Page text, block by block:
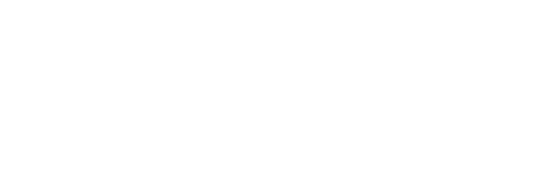
gedeckt. Nach einem leckeren Mittagessen machten wir eine kleine Mittagspause. Wir
Wasser ab. Jedoch verging nicht allzu lange Zeit bis die Glocke wieder klingelte und das kann
machten wir und auf den Weg nach Ham Ham. Diesmal entschieden sich alle für einen
eine kleine Schildkröte unseren Weg, die wohl einen dringenden Termin im Blauwasser hatte.
sahen wir erneut einen Schatten näher kommen, ein Adlerrochen zog anmutig seine Bahnen.
hinter ihm. Wir bewunderten seine schöne Marmorierung. Die Strömung drückte uns aber
der Einzige seiner Art der uns heute begegnete. Wir ließen uns über das Plateau treiben und
Zuerst den Vater und später dann Mama mit Kind, die auf einem Ausflug unterwegs
waren alle drei wunderschön, als sie in einer Formatierung schwammen, die aussah, als hätten